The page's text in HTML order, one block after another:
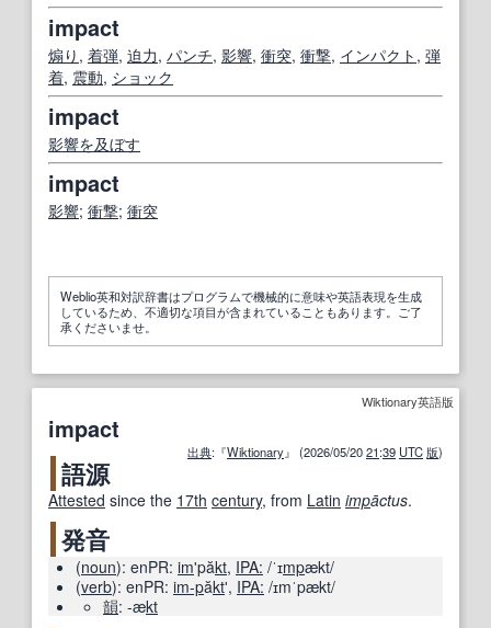
impact
煽り , 着弾, 迫力, パンチ, 影響, 衝突, 衝撃, インパクト , 弾
着, 震動, ショック
impact
影響を及ぼす
impact
影響; 衝撃; 衝突
Weblio英和対訳辞書はプログラムで機械的に意味や英語表現を生成
しているため、不適切な項目が含まれていることもあります。ご了
承くださいませ。
Wiktionary英語版
impact
出典:『Wiktionary』 (2026/05/2021:39 UTC 版)
語源
Attested since the 17th century, from Latin impāctus.
発音
(noun): enPR: imʹpăkt, IPA: /ˈɪmpækt/
(verb): enPR: im-păktʹ, IPA: /ɪmˈpækt/
韻: -ækt